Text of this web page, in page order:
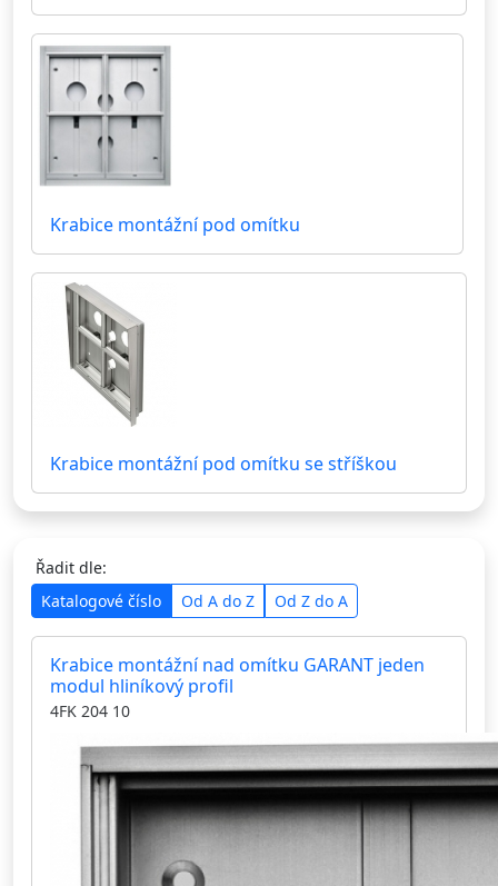
Krabice montážní pod omítku
Krabice montážní pod omítku se stříškou
Řadit dle:
Katalogové číslo
Od A do Z Od Z do A
Krabice montážní nad omítku GARANT jeden
modul hliníkový profil
4FK 204 10